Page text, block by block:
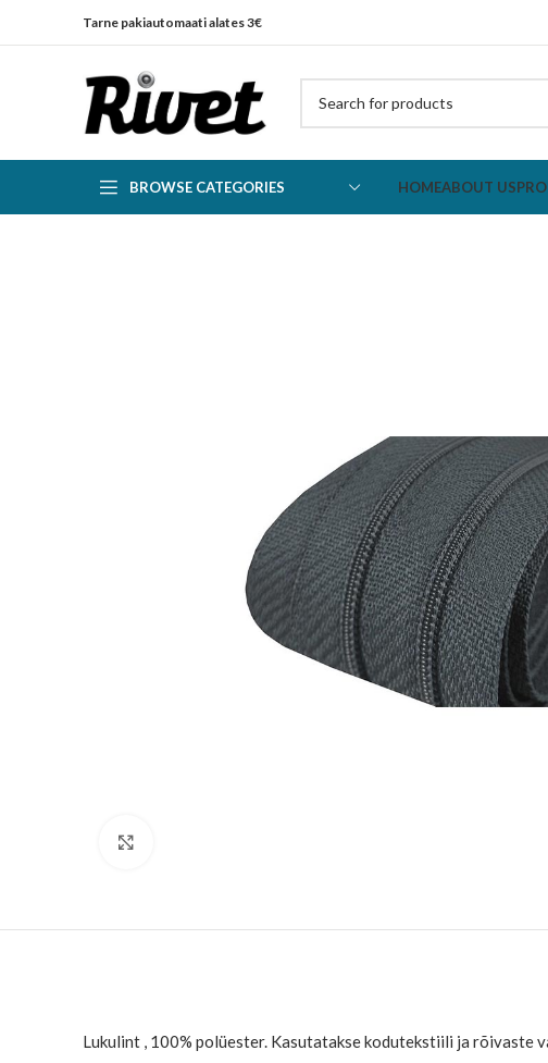
Tarne pakiautomaati alates 3€
BROWSE CATEGORIES HOMEABOUT US
Lukulint , 100% polüester. Kasutatakse kodutekstiili ja rõivaste